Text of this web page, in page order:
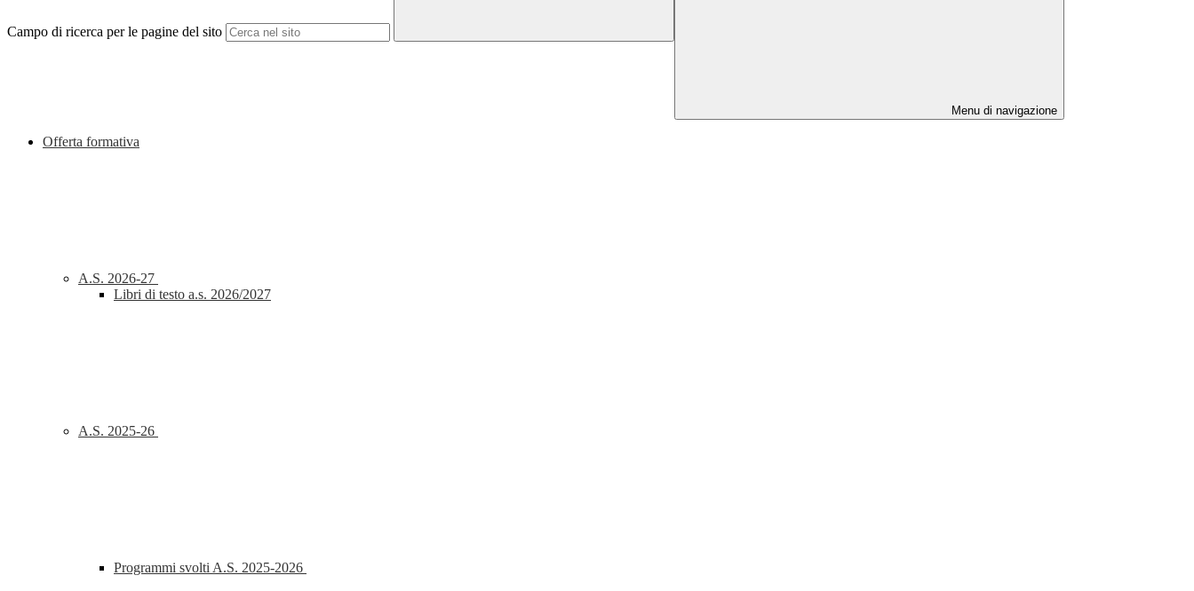
Campo di ricerca per le pagine del sito
Menu di navigazione
Offerta formativa
A.S. 2026-27
Libri di testo a.s. 2026/2027
A.S. 2025-26
Programmi svolti A.S. 2025-2026